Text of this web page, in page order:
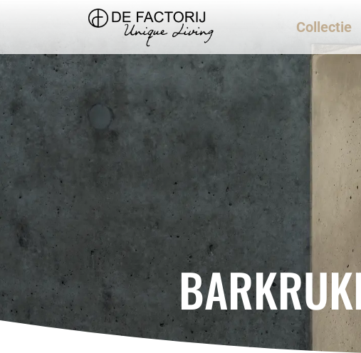
Collectie